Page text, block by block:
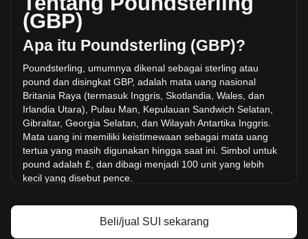
Volume perdagangan sebesar Sui telah berubah +10.25%
(£11,893,822.79 GBP) dalam 24 jam terakhir. Pada hari
perdagangan terakhir, volume perdagangan SUI adalah
£115,985,243.6.
Info lebih lanjut tentang Sui di Bitget
Harga Sui
Prediksi harga Sui
Apa itu Sui (SUI)
Kalkulator profit Sui
(GBP)
Apa itu Poundsterling (GBP)?
Poundsterling, umumnya dikenal sebagai sterling atau
pound dan disingkat GBP, adalah mata uang nasional
Britania Raya (termasuk Inggris, Skotlandia, Wales, dan
Irlandia Utara), Pulau Man, Kepulauan Sandwich Selatan,
Gibraltar, Georgia Selatan, dan Wilayah Antartika Inggris.
Mata uang ini memiliki keistimewaan sebagai mata uang
tertua yang masih digunakan hingga saat ini. Simbol untuk
pound adalah £, dan dibagi menjadi 100 unit yang lebih
kecil yang disebut pence.
euro, dan yen Jepang. Mata uang ini juga merupakan
Beli/jual SUI sekarang